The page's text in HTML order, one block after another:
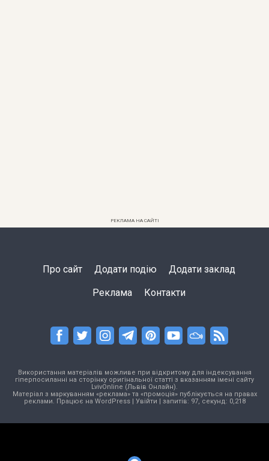
РЕКЛАМА НА САЙТІ
Про сайт Додати подію Додати заклад
Реклама Контакти
Використання матеріалів можливе при відкритому для індексування
гіперпосиланні на сторінку оригінальної статті з вказанням імені сайту
LvivOnline (Львів Онлайн).
Матеріал з маркуванням «реклама» та «промоція» публікується на правах
реклами. Працює на WordPress| Увійти | запитів: 97, секунд: 0,218